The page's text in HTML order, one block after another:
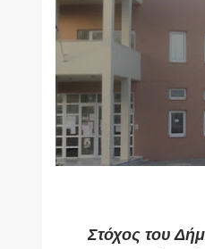
Στόχος του